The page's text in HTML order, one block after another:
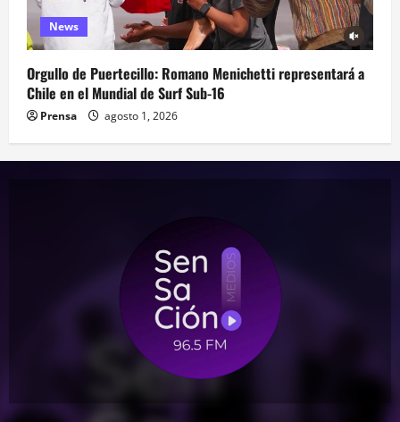
News
Orgullo de Puertecillo: Romano Menichetti representará a
Chile en el Mundial de Surf Sub-16
Prensa agosto 1, 2026